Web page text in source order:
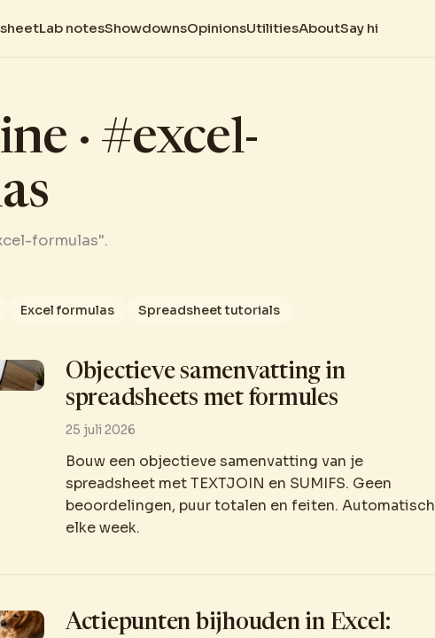
· #excel-
formulas".
Excel formulas Spreadsheet tutorials
Objectieve samenvatting in
spreadsheets met formules
25 juli 2026
Bouw een objectieve samenvatting van je
spreadsheet met TEXTJOIN en SUMIFS. Geen
beoordelingen, puur totalen en feiten. Automatisch
elke week.
Actiepunten bijhouden in Excel:
Lab notesShowdownsOpinionsUtilitiesAboutSay hi